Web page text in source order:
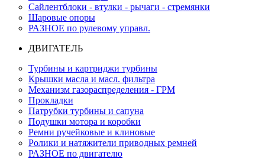
Сайлентблоки - втулки - рычаги - стремянки
Шаровые опоры
РАЗНОЕ по рулевому управл.
ДВИГАТЕЛЬ
Турбины и картриджи турбины
Крышки масла и масл. фильтра
Механизм газораспределения - ГРМ
Прокладки
Патрубки турбины и сапуна
Подушки мотора и коробки
Ремни ручейковые и клиновые
Ролики и натяжители приводных ремней
РАЗНОЕ по двигателю